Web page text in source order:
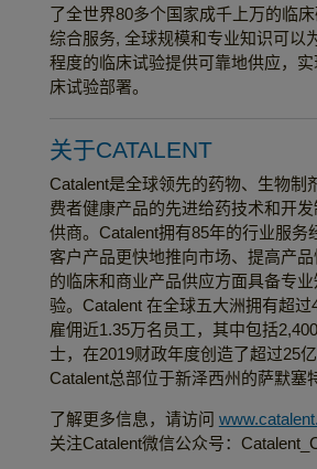
了全世界80多个国家成千上万的临
综合服务, 全球规模和专业知识可以
程度的临床试验提供可靠地供应，
床试验部署。
关于CATALENT
Catalent是全球领先的药物、生物制
费者健康产品的先进给药技术和开
供商。Catalent拥有85年的行业服务
客户产品更快地推向市场、提高产
的临床和商业产品供应方面具备专
验。Catalent 在全球五大洲拥有超过
雇佣近1.35万名员工，其中包括
士，在2019财政年度创造了超过25亿
Catalent总部位于新泽西州的萨默塞
了解更多信息，请访问
关注Catalent微信公众号：